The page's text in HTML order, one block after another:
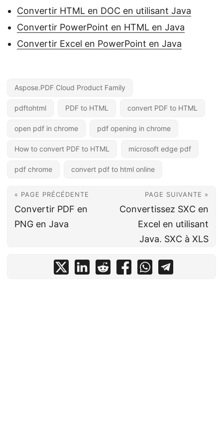
Convertir HTML en DOC en utilisant Java
Convertir PowerPoint en HTML en Java
Convertir Excel en PowerPoint en Java
Aspose.PDF Cloud Product Family
pdftohtml PDF to HTML convert PDF to HTML
open pdf in chrome pdf opening in chrome
How to convert PDF to HTML microsoft edge pdf
pdf chrome convert pdf to html online
« PAGE PRÉCÉDENTE
Convertir PDF en
PNG en Java
PAGE SUIVANTE »
Convertissez SXC en
Excel en utilisant
Java. SXC à XLS